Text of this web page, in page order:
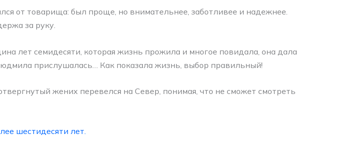
от товарища: был проще, но внимательнее, заботливее и надежнее.
за руку.
лет семидесяти, которая жизнь прожила и многое повидала, она дала
прислушалась… Как показала жизнь, выбор правильный!
жених перевелся на Север, понимая, что не сможет смотреть
шестидесяти лет.